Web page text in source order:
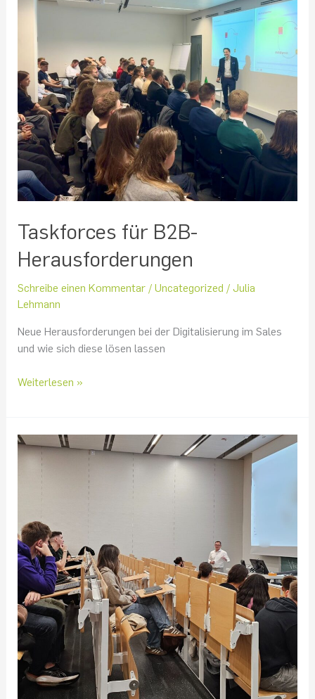
Taskforces für B2B-
Herausforderungen
Schreibe einen Kommentar / Uncategorized / Julia
Lehmann
Neue Herausforderungen bei der Digitalisierung im Sales
und wie sich diese lösen lassen
Weiterlesen »
Allianz-
Vorstand